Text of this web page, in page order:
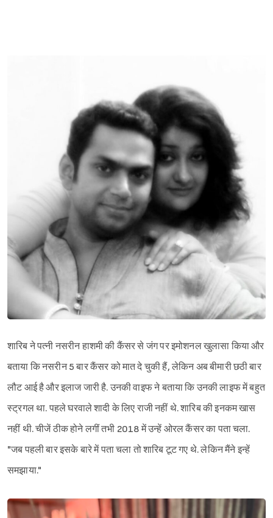
शारिब ने पत्नी नसरीन हाशमी की कैंसर से जंग पर इमोशनल खुलासा किया और
बताया कि नसरीन 5 बार कैंसर को मात दे चुकी हैं, लेकिन अब बीमारी छठी बार
लौट आई है और इलाज जारी है. उनकी वाइफ ने बताया कि उनकी लाइफ में बहुत
स्ट्रगल था. पहले घरवाले शादी के लिए राजी नहीं थे. शारिब की इनकम खास
नहीं थी. चीजें ठीक होने लगीं तभी 2018 में उन्हें ओरल कैंसर का पता चला.
"जब पहली बार इसके बारे में पता चला तो शारिब टूट गए थे. लेकिन मैंने इन्हें
समझाया."